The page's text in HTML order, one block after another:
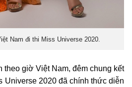
Nam đi thi Miss Universe 2020.
theo giờ Việt Nam, đêm chung kết
Universe 2020 đã chính thức diễn